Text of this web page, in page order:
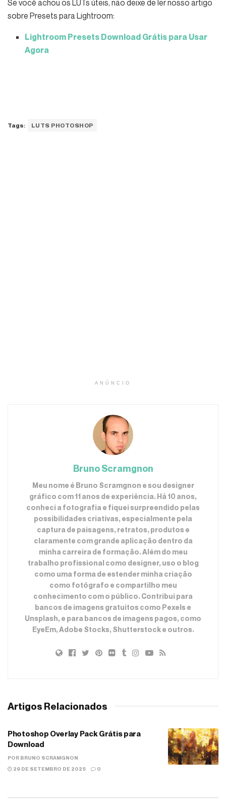
Se você achou os LUTs úteis, não deixe de ler nosso artigo
sobre Presets para Lightroom:
Lightroom Presets Download Grátis para Usar
Agora
Tags: LUTS PHOTOSHOP
ANÚNCIO
Bruno Scramgnon
Meu nome é Bruno Scramgnon e sou designer
gráfico com 11 anos de experiência. Há 10 anos,
conheci a fotografia e fiquei surpreendido pelas
possibilidades criativas, especialmente pela
captura de paisagens, retratos, produtos e
claramente com grande aplicação dentro da
minha carreira de formação. Além do meu
trabalho profissional como designer, uso o blog
como uma forma de estender minha criação
como fotógrafo e compartilho meu
conhecimento com o público. Contribui para
bancos de imagens gratuitos como Pexels e
Unsplash, e para bancos de imagens pagos, como
EyeEm, Adobe Stocks, Shutterstock e outros.
Artigos Relacionados
Photoshop Overlay Pack Grátis para
Download
POR BRUNO SCRAMGNON
29 DE SETEMBRO DE 2025
0